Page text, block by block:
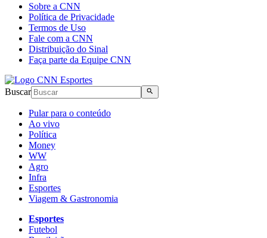
Sobre a CNN
Política de Privacidade
Termos de Uso
Fale com a CNN
Distribuição do Sinal
Faça parte da Equipe CNN
Buscar
Pular para o conteúdo
Ao vivo
Política
Money
WW
Agro
Infra
Esportes
Viagem & Gastronomia
Esportes
Futebol